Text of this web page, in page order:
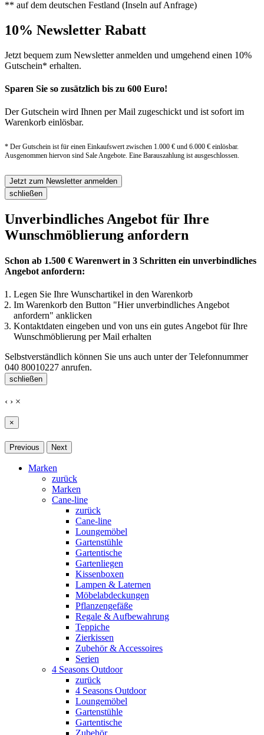
** auf dem deutschen Festland (Inseln auf Anfrage)
10% Newsletter Rabatt
Jetzt bequem zum Newsletter anmelden und umgehend einen 10%
Gutschein* erhalten.
Sparen Sie so zusätzlich bis zu 600 Euro!
Der Gutschein wird Ihnen per Mail zugeschickt und ist sofort im
Warenkorb einlösbar.
* Der Gutschein ist für einen Einkaufswert zwischen 1.000 € und 6.000 € einlösbar.
Ausgenommen hiervon sind Sale Angebote. Eine Barauszahlung ist ausgeschlossen.
Jetzt zum Newsletter anmelden
schließen
Unverbindliches Angebot für Ihre
Wunschmöblierung anfordern
Schon ab 1.500 € Warenwert in 3 Schritten ein unverbindliches
Angebot anfordern:
Legen Sie Ihre Wunschartikel in den Warenkorb
Im Warenkorb den Button "Hier unverbindliches Angebot
anfordern" anklicken
Kontaktdaten eingeben und von uns ein gutes Angebot für Ihre
Wunschmöblierung per Mail erhalten
Selbstverständlich können Sie uns auch unter der Telefonnummer
040 80010227 anrufen.
schließen
‹ › ×
×
Previous Next
Marken
zurück
Marken
Cane-line
zurück
Cane-line
Loungemöbel
Gartenstühle
Gartentische
Gartenliegen
Kissenboxen
Lampen & Laternen
Möbelabdeckungen
Pflanzengefäße
Regale & Aufbewahrung
Teppiche
Zierkissen
Zubehör & Accessoires
Serien
4 Seasons Outdoor
zurück
4 Seasons Outdoor
Loungemöbel
Gartenstühle
Gartentische